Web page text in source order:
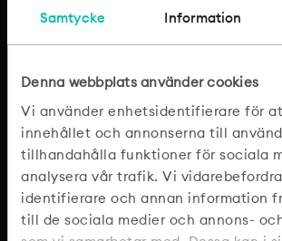
Samtycke Information
Denna webbplats använder cookies
Vi använder enhetsidentifierare för
innehållet och annonserna till
tillhandahålla funktioner för sociala
analysera vår trafik. Vi
identifierare och annan information
till de sociala medier och annons-
Nu börjar det kreativa arbetet.
logotypskisser, föreslår
färgpalett, skapar grafiska
feedback och vara med i
bästa resultatet skapas nämligen
sida.